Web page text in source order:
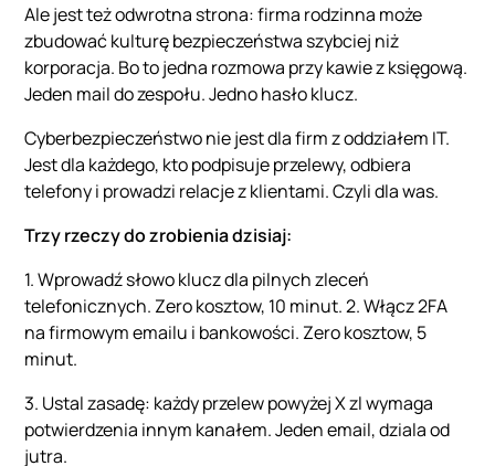
Ale jest też odwrotna strona: firma rodzinna może
zbudować kulturę bezpieczeństwa szybciej niż
korporacja. Bo to jedna rozmowa przy kawie z księgową.
Jeden mail do zespołu. Jedno hasło klucz.
Cyberbezpieczeństwo nie jest dla firm z oddziałem IT.
Jest dla każdego, kto podpisuje przelewy, odbiera
telefony i prowadzi relacje z klientami. Czyli dla was.
Trzy rzeczy do zrobienia dzisiaj:
1. Wprowadź słowo klucz dla pilnych zleceń
telefonicznych. Zero kosztow, 10 minut. 2. Włącz 2FA
na firmowym emailu i bankowości. Zero kosztow, 5
minut.
3. Ustal zasadę: każdy przelew powyżej X zl wymaga
potwierdzenia innym kanałem. Jeden email, dziala od
jutra.